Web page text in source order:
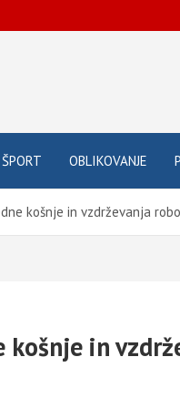
ŠPORT OBLIKOVANJE
košnje in vzdrževanja
košnje in